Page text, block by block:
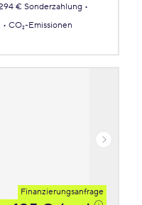
€ Sonderzahlung
CO₂-Emissionen
Finanzierungsanfrage